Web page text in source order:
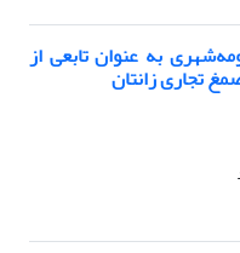
به عنوان تابعی از
تجاری زانتان